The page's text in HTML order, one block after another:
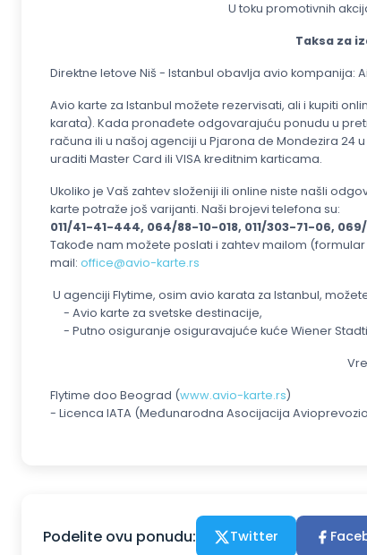
U toku promotivnih
Taksa za
Direktne letove Niš - Istanbul obavlja avio kompanija:
Avio karte za Istanbul možete rezervisati, ali i kupiti
karata). Kada pronađete odgovarajuću ponudu u
računa ili u našoj agenciji u Pjarona de Mondezira 24
uraditi Master Card ili VISA kreditnim karticama.
Ukoliko je Vaš zahtev složeniji ili online niste našli
karte potraže još varijanti. Naši brojevi telefona su:
011/41-41-444, 064/88-10-018, 011/303-71-06,
Takođe nam možete poslati i zahtev mailom
mail: office@avio-karte.rs
U agenciji Flytime, osim avio karata za Istanbul,
- Avio karte za svetske destinacije,
- Putno osiguranje osiguravajuće kuće Wiener
Flytime doo Beograd (www.avio-karte.rs)
- Licenca IATA (Međunarodna Asocijacija
Podelite ovu ponudu: Twitter